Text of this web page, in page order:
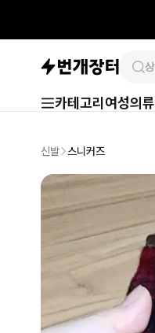
카테고리 여성의류
신발 스니커즈